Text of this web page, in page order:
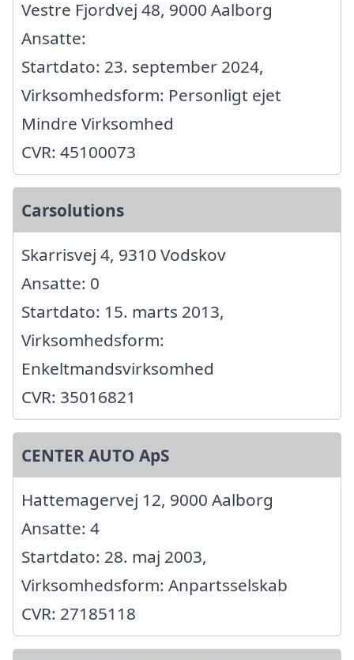
Vestre Fjordvej 48, 9000 Aalborg
Ansatte:
Startdato: 23. september 2024,
Virksomhedsform: Personligt ejet
Mindre Virksomhed
CVR: 45100073
Carsolutions
Skarrisvej 4, 9310 Vodskov
Ansatte: 0
Startdato: 15. marts 2013,
Virksomhedsform:
Enkeltmandsvirksomhed
CVR: 35016821
CENTER AUTO ApS
Hattemagervej 12, 9000 Aalborg
Ansatte: 4
Startdato: 28. maj 2003,
Virksomhedsform: Anpartsselskab
CVR: 27185118